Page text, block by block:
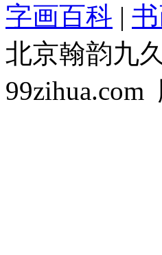
字画百科 |
北京翰韵九
99zihua.com